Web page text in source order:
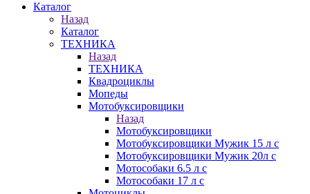
Каталог
Назад
Каталог
ТЕХНИКА
Назад
ТЕХНИКА
Квадроциклы
Мопеды
Мотобуксировщики
Назад
Мотобуксировщики
Мотобуксировщики Мужик 15 л с
Мотобуксировщики Мужик 20л с
Мотособаки 6.5 л с
Мотособаки 17 л с